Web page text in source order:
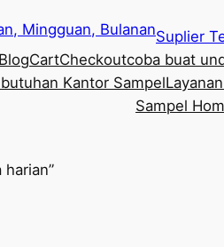
Suplier
BlogCartCheckoutcoba buat
Kantor SampelLayanan
Sampel